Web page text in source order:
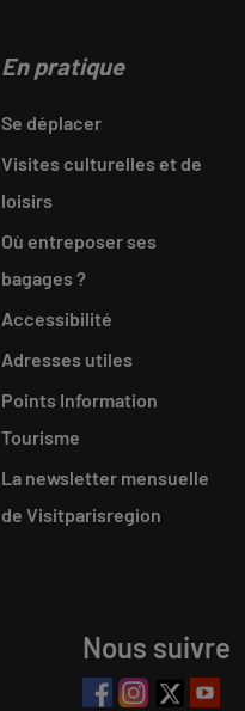
En pratique
Se déplacer
Visites culturelles et de
loisirs
Où entreposer ses
bagages ?
Accessibilité
Adresses utiles
Points Information
Tourisme
La newsletter mensuelle
de Visitparisregion
Nous suivre